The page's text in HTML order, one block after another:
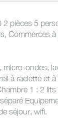
pièces 5
Commerces
ondes,
à raclette et
1 : 2
séjour, wifi.